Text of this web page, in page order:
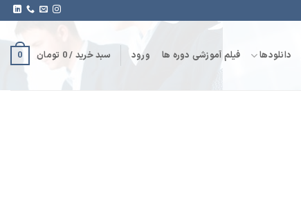
دانلودها فیلم آموزشی دوره ها ورود سبد خرید /0 تومان 0